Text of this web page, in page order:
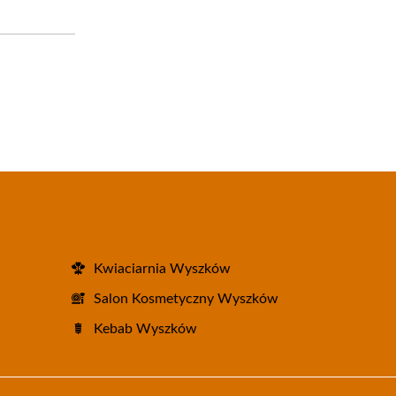
Kwiaciarnia Wyszków
Salon Kosmetyczny Wyszków
Kebab Wyszków